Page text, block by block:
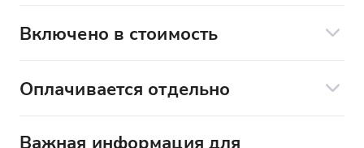
уменьшает очарования аллей и видов,
Финский залив.
Включено в стоимость
Услуги гида на протяжении всей
прогулки;
Оплачивается отдельно
Важная информация для